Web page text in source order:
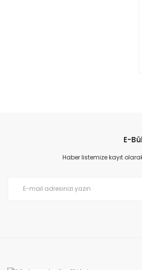
E-
Haber listemize kayıt